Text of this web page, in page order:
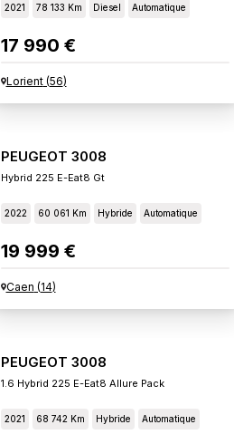
2021 78 133 Km Diesel Automatique
17 990 €
Lorient(56)
PEUGEOT 3008
Hybrid 225 E-Eat8 Gt
2022 60 061 Km Hybride Automatique
19 999 €
Caen (14)
PEUGEOT 3008
1.6 Hybrid 225 E-Eat8 Allure Pack
2021 68 742 Km Hybride Automatique